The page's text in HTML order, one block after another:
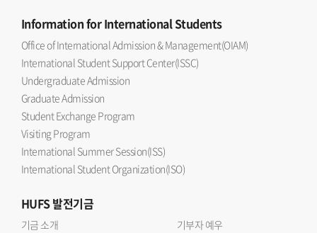
이번 차세대 라운드테이블에는 우리 대학 스페인어과 최승연,
통번역대학원 한서과 주송라, 최혜림 학생이 선발되어 토론에
참여했다.
Informationfor International Students
Office of International Admission & Management(OIAM)
International Student Support Center(ISSC)
Undergraduate Admission
Graduate Admission
Student Exchange Program
Visiting Program
International Summer Session(ISS)
International Student Organization(ISO)
HUFS발전기금
기금 소개
기부자 예우